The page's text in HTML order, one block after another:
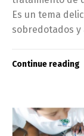
Es un tema
sobredotados y
Continue reading